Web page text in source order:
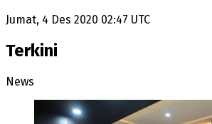
Jumat, 4 Des 2020 02:47 UTC
Terkini
News